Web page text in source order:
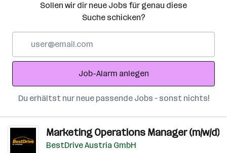
Sollen wir dir neue Jobs für genau diese
Suche schicken?
Adresse
Job-Alarm anlegen
Du erhältst nur neue passende Jobs – sonst nichts!
Marketing Operations Manager (m/w/d)
BestDrive Austria GmbH